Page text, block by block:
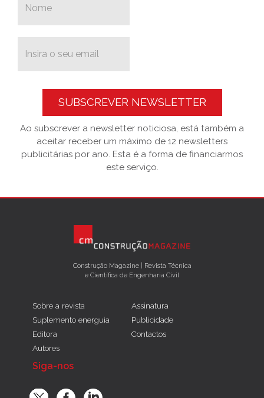
SUBSCREVER NEWSLETTER
Ao subscrever a newsletter noticiosa, está também a
aceitar receber um máximo de 12 newsletters
publicitárias por ano. Esta é a forma de financiarmos
este serviço.
Construção Magazine | Revista Técnica
e Científica de Engenharia Civil
Sobre a revista
Suplemento energuia
Editora
Autores
Assinatura
Publicidade
Contactos
Siga-nos